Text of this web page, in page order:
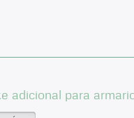
adicional para